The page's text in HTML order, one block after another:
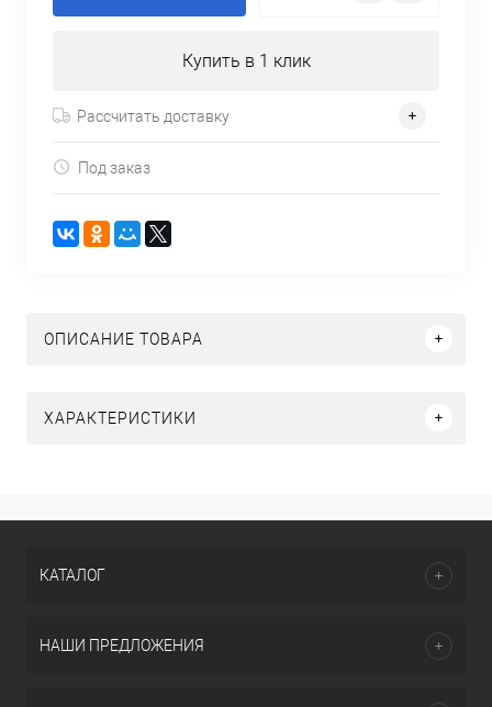
Купить в 1 клик
Рассчитать доставку
Под заказ
ОПИСАНИЕ ТОВАРА
ХАРАКТЕРИСТИКИ
КАТАЛОГ
НАШИ ПРЕДЛОЖЕНИЯ